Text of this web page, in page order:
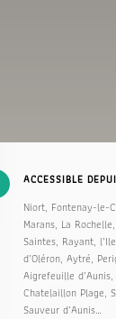
ACCESSIBLE
Niort, Fontenay-le-
Marans, La
Saintes, Rayant,
d’Oléron, Aytré,
Aigrefeuille
Chatelaillon Plage,
Sauveur d’Aunis…